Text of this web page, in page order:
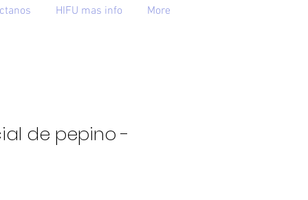
HIFU mas info More
de pepino -